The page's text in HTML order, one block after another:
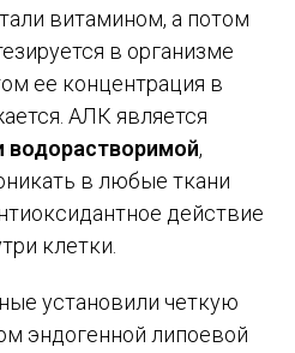
витамином, а потом
в организме
ее концентрация в
АЛК является
водорастворимой,
в любые ткани
действие
клетки.
установили четкую
эндогенной липоевой